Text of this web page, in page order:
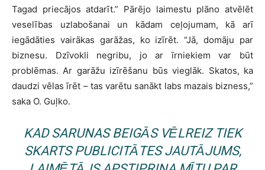
Tagad priecājos atdarīt.” Pārējo laimestu plāno atvēlēt
veselības uzlabošanai un kādam ceļojumam, kā arī
iegādāties vairākas garāžas, ko izīrēt. “Jā, domāju par
biznesu. Dzīvokli negribu, jo ar īrniekiem var būt
problēmas. Ar garāžu izīrēšanu būs vieglāk. Skatos, ka
daudzi vēlas īrēt – tas varētu sanākt labs mazais bizness,”
saka O. Guļko.
KAD SARUNAS BEIGĀS VĒLREIZ TIEK
SKARTS PUBLICITĀTES JAUTĀJUMS,